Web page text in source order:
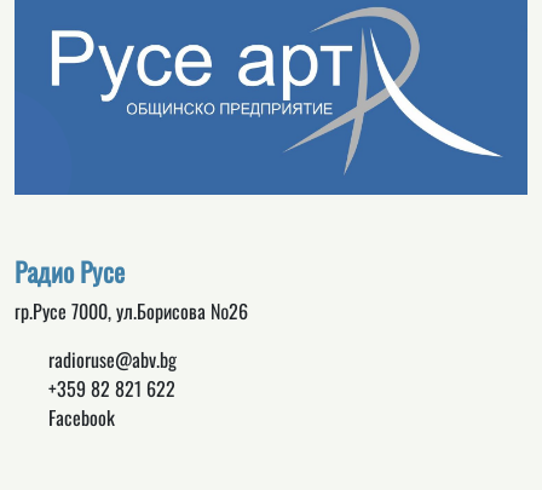
Радио Русе
гр.Русе 7000, ул.Борисова №26
radioruse@abv.bg
+359 82 821 622
Facebook